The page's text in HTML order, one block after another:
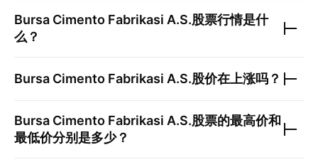
Bursa Cimento Fabrikasi A.S.股票行情是什
么？
Bursa Cimento Fabrikasi A.S.股价在上涨吗？
Bursa Cimento Fabrikasi A.S.股票的最高价和
最低价分别是多少？